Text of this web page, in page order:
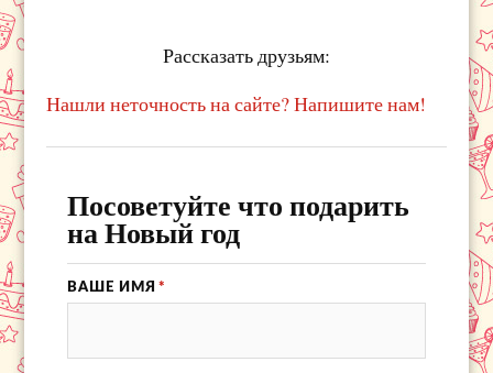
Рассказать друзьям:
Нашли неточность на сайте? Напишите нам!
Посоветуйте что подарить
на Новый год
ВАШЕ ИМЯ *